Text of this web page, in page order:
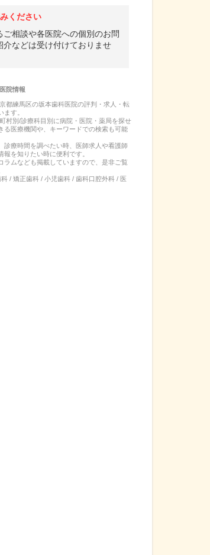
ください
ご相談や各医院への個別のお問
介などは受け付けておりませ
院情報
都練馬区の坂本歯科医院の評判・求人・転
ます。
村別/診療科目別に病院・医院・薬局を探せ
る医療機関や、キーワードでの検索も可能
診療時間を調べたい時、医師求人や看護師
報を知りたい時に便利です。
ラムなども掲載していますので、是非ご覧
科 / 矯正歯科 / 小児歯科 / 歯科口腔外科 / 医